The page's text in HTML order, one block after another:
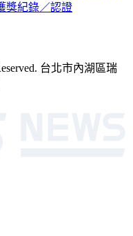
獎紀錄／認證
台北市內湖區瑞